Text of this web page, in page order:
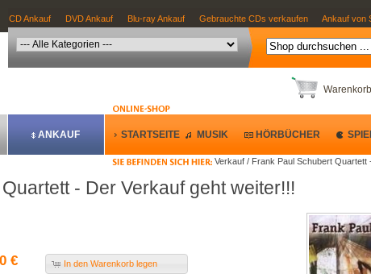
CD Ankauf DVD Ankauf Blu-ray Ankauf Gebrauchte CDs verkaufen Ankauf von
Warenkorb
Verkauf / Frank Paul Schubert Quartett
ANKAUF STARTSEITE MUSIK HÖRBÜCHER
- Der Verkauf geht weiter!!!
€ In den Warenkorb legen